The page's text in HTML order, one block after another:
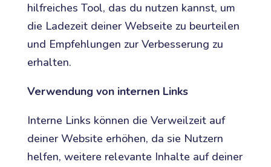
hilfreiches Tool, das du nutzen kannst, um
die Ladezeit deiner Webseite zu beurteilen
und Empfehlungen zur Verbesserung zu
erhalten.
Verwendung von internen Links
Interne Links können die Verweilzeit auf
deiner Website erhöhen, da sie Nutzern
helfen, weitere relevante Inhalte auf deiner